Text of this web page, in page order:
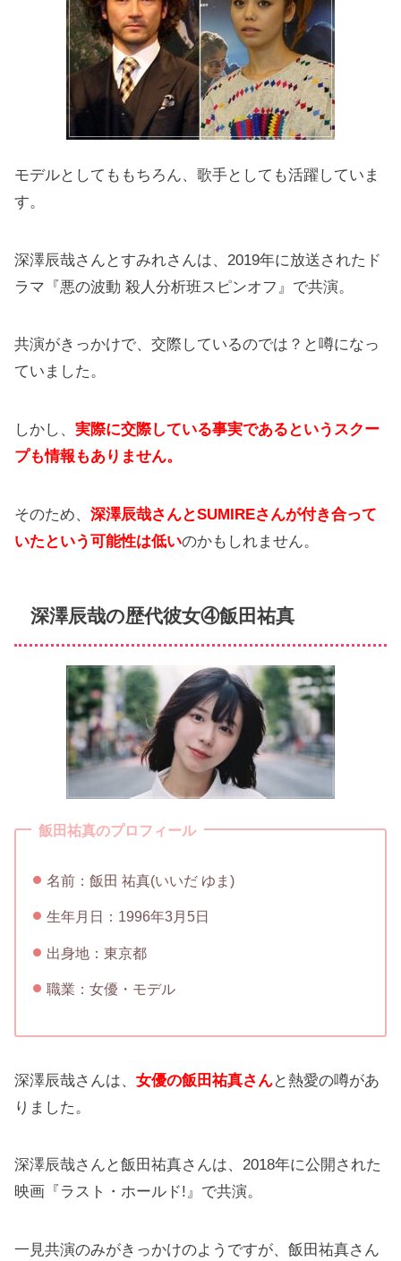
モデルとしてももちろん、歌手としても活躍していま
す。
深澤辰哉さんとすみれさんは、2019年に放送されたド
ラマ『悪の波動 殺人分析班スピンオフ』で共演。
共演がきっかけで、交際しているのでは？と噂になっ
ていました。
しかし、実際に交際している事実であるというスクー
プも情報もありません。
そのため、深澤辰哉さんとSUMIREさんが付き合って
いたという可能性は低いのかもしれません。
深澤辰哉の歴代彼女④飯田祐真
飯田祐真のプロフィール
名前：飯田 祐真(いいだ ゆま)
生年月日：1996年3月5日
出身地：東京都
職業：女優・モデル
深澤辰哉さんは、女優の飯田祐真さんと熱愛の噂があ
りました。
深澤辰哉さんと飯田祐真さんは、2018年に公開された
映画『ラスト・ホールド!』で共演。
一見共演のみがきっかけのようですが、飯田祐真さん